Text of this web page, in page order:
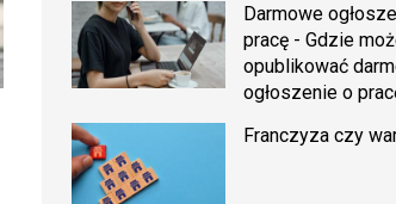
Darmowe
pracę - Gdzie
opublikować
ogłoszenie o
Franczyza czy